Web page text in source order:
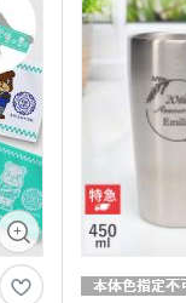
・し
・ホ
ッド
チタ